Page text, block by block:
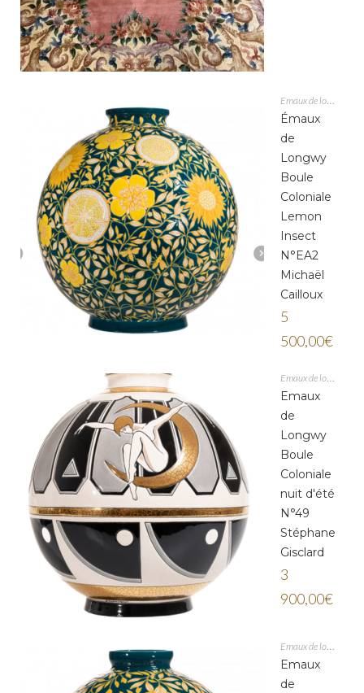
Émaux
de
Longwy
Boule
Coloniale
Lemon
Insect
N°EA2
Michaël
Cailloux
5
500,00€
Emaux
de
Longwy
Boule
Coloniale
nuit d'été
N°49
Stéphane
Gisclard
3
900,00€
Emaux
de